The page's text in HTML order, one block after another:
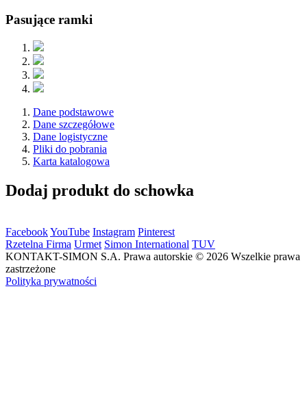
Pasujące ramki
Dane podstawowe
Dane szczegółowe
Dane logistyczne
Pliki do pobrania
Karta katalogowa
Dodaj produkt do schowka
FacebookYouTube Instagram Pinterest
Rzetelna Firma Urmet Simon International TUV
KONTAKT-SIMON S.A. Prawa autorskie © 2026 Wszelkie prawa
zastrzeżone
Polityka prywatności